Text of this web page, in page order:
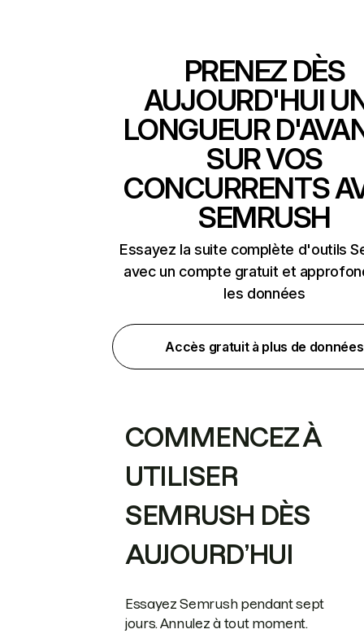
PRENEZ DÈS
AUJOURD'HUI
LONGUEUR
SUR VOS
CONCURRENTS
SEMRUSH
Essayez la suite complète d'outils
avec un compte gratuit et
les données
Accès gratuit à plus de données
COMMENCEZ À
UTILISER
SEMRUSH DÈS
AUJOURD’HUI
Essayez Semrush pendant sept
jours. Annulez à tout moment.